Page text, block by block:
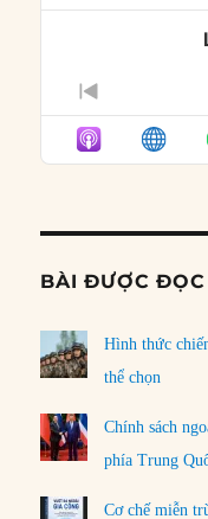
PREVIOUS
EPISODE
BÀI ĐƯỢC ĐỌC
Hình thức
thể chọn
Chính sách
phía Trung
Cơ chế miễn